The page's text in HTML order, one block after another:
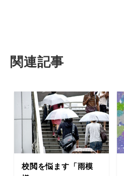
関連記事
校閲を悩ます「雨模